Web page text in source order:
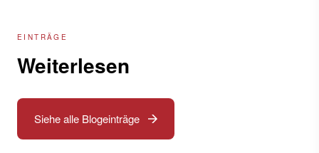
EINTRÄGE
Weiterlesen
Siehe alle Blogeinträge